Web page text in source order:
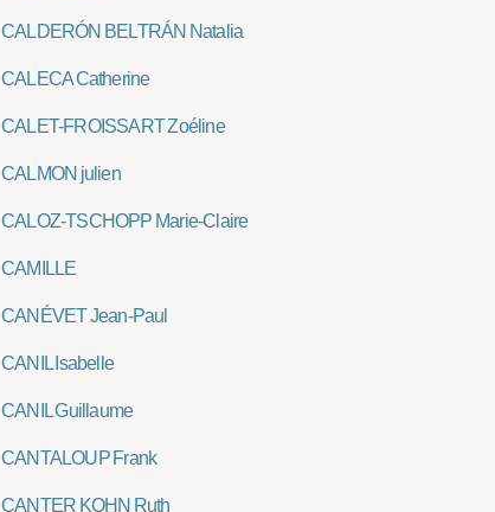
CALDERÓN BELTRÁN Natalia
CALECA Catherine
CALET-FROISSART Zoéline
CALMON julien
CALOZ-TSCHOPP Marie-Claire
CAMILLE
CANÉVET Jean-Paul
CANIL Isabelle
CANIL Guillaume
CANTALOUP Frank
CANTER KOHN Ruth